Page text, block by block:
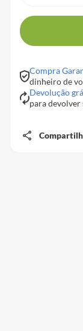
Compra
dinheiro de
Devolução
para devolver